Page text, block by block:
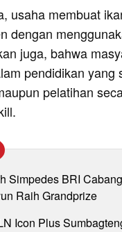
usaha membuat
dengan
juga, bahwa
pendidikan
pelatihan
Simpedes BRI
Raih Grandprize
Icon Plus